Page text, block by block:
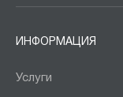
ИНФОРМАЦИЯ
Услуги